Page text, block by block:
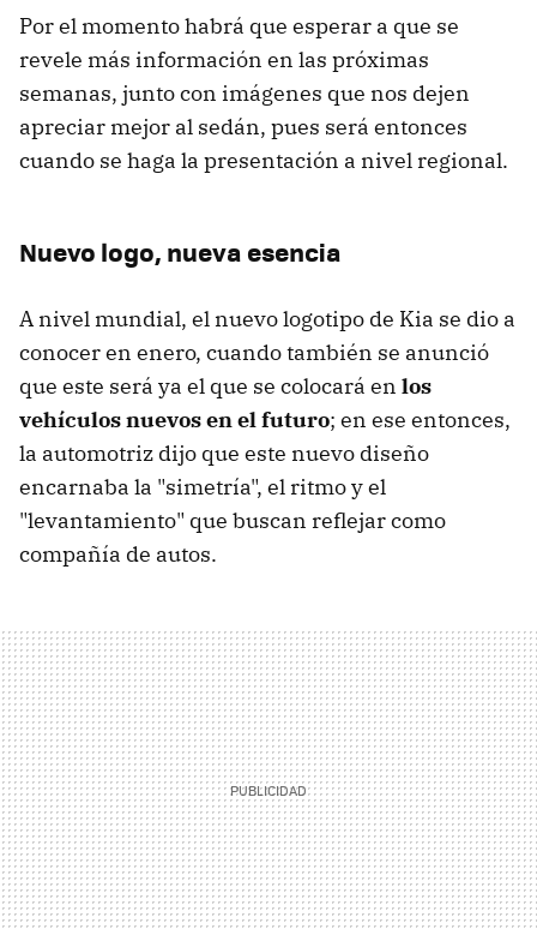
Por el momento habrá que esperar a que se
revele más información en las próximas
semanas, junto con imágenes que nos dejen
apreciar mejor al sedán, pues será entonces
cuando se haga la presentación a nivel regional.
Nuevo logo, nueva esencia
A nivel mundial, el nuevo logotipo de Kia se dio a
conocer en enero, cuando también se anunció
que este será ya el que se colocará en los
vehículos nuevos en el futuro; en ese entonces,
la automotriz dijo que este nuevo diseño
encarnaba la "simetría", el ritmo y el
"levantamiento" que buscan reflejar como
compañía de autos.